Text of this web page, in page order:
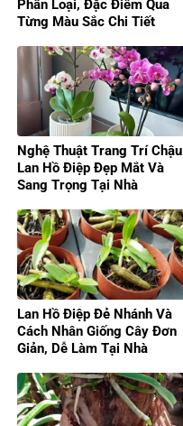
Phân Loại, Đặc Điểm Qua
Từng Màu Sắc Chi Tiết
Nghệ Thuật Trang Trí Chậu
Lan Hồ Điệp Đẹp Mắt Và
Sang Trọng Tại Nhà
Lan Hồ Điệp Đẻ Nhánh Và
Cách Nhân Giống Cây Đơn
Giản, Dễ Làm Tại Nhà